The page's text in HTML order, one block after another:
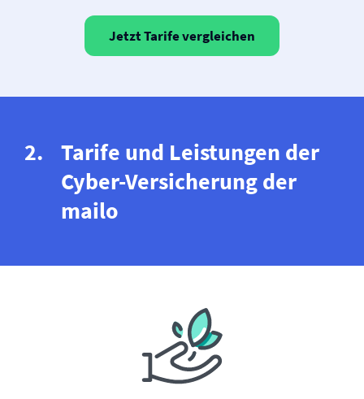
Jetzt Tarife vergleichen
Tarife und Leistungen der
Cyber-Versicherung der
mailo